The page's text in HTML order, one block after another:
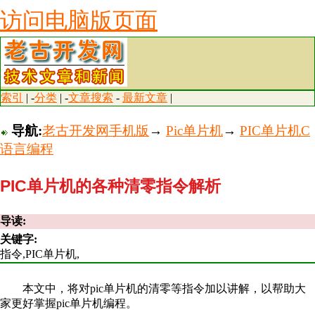
访问电脑版页面
索引 | -分类 | -文章搜索 - 最新文章 |
导航:老古开发网手机版 → Pic单片机→ PIC单片机C
语言编程
PIC单片机的各种清零指令解析
导读:
关键字:
指令,PIC单片机,
本文中，将对pic单片机的清零等指令加以讲解，以帮助大
家更好掌握pic单片机编程。